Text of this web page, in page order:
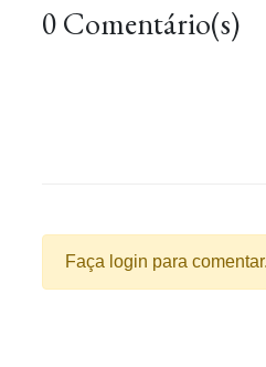
0 Comentário(s)
Faça login para comentar.